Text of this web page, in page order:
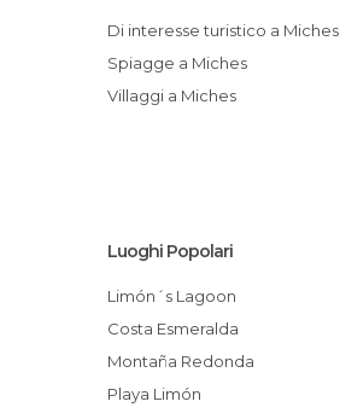
Di interesse turistico a Miches
Spiagge a Miches
Villaggi a Miches
Luoghi Popolari
Limón´s Lagoon
Costa Esmeralda
Montaña Redonda
Playa Limón